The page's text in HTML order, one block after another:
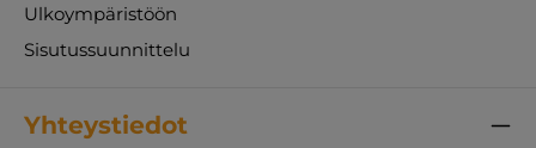
Ulkoympäristöön
Sisutussuunnittelu
Yhteystiedot